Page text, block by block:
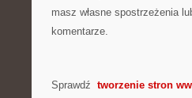
masz własne spostrzeżenia
komentarze.
Sprawdź tworzenie stron